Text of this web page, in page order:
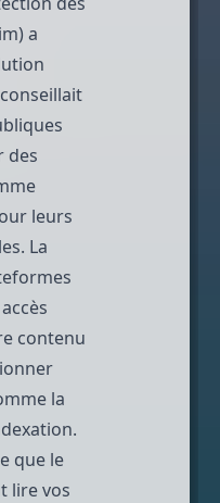
a
des
leurs
La
contenu
la
que le
lire vos